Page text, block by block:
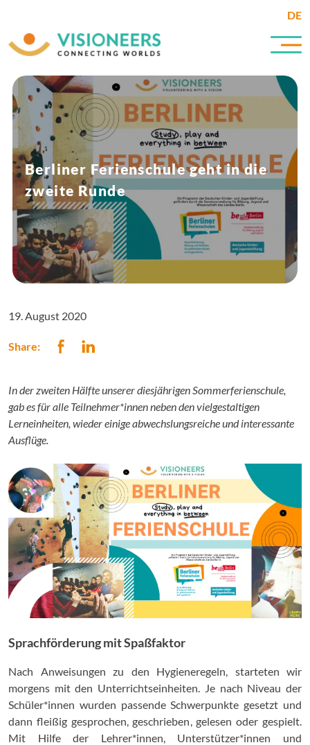
DE
Berliner Ferienschule geht in die
zweite Runde
19. August 2020
Share:
In der zweiten Hälfte unserer diesjährigen Sommerferienschule,
gab es für alle Teilnehmer*innen neben den vielgestaltigen
Lerneinheiten, wieder einige abwechslungsreiche und interessante
Ausflüge.
Sprachförderung mit Spaßfaktor
Nach Anweisungen zu den Hygieneregeln, starteten wir
morgens mit den Unterrichtseinheiten. Je nach Niveau der
Schüler*innen wurden passende Schwerpunkte gesetzt und
dann fleißig gesprochen, geschrieben, gelesen oder gespielt.
Mit Hilfe der Lehrer*innen, Unterstützer*innen und